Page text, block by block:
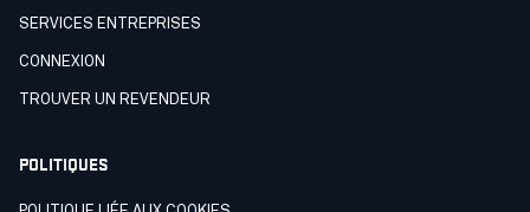
SERVICES ENTREPRISES
CONNEXION
TROUVER UN REVENDEUR
POLITIQUES